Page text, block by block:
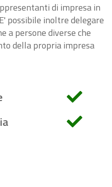
di impresa in
possibile inoltre delegare
a persone diverse che
della propria impresa